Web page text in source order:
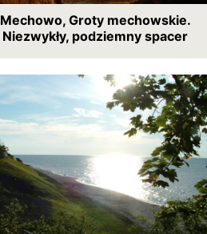
Mechowo, Groty mechowskie.
Niezwykły, podziemny spacer